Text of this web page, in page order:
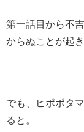
第一話目から不
からぬことが起
でも、ヒポポタ
ると。